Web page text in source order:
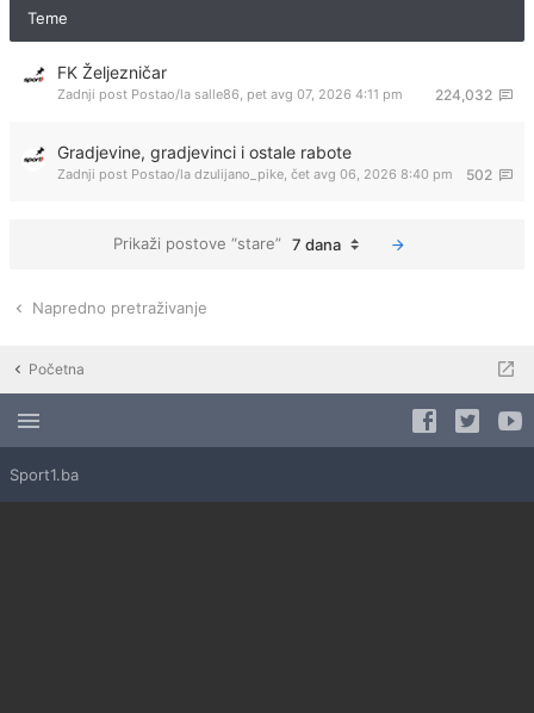
Teme
FK Željezničar
224,032
Zadnji post Postao/la salle86, pet avg 07, 2026 4:11 pm
Gradjevine, gradjevinci i ostale rabote
502
Zadnji post Postao/la dzulijano_pike, čet avg 06, 2026 8:40 pm
Prikaži postove “stare” 7 dana
Napredno pretraživanje
Početna
Sport1.ba